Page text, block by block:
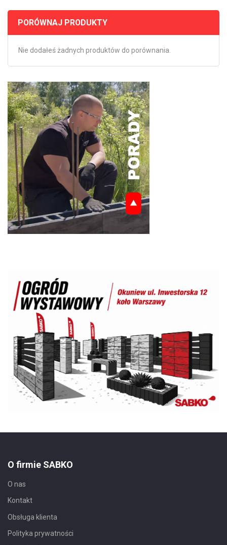
PORÓWNAJ PRODUKTY
Nie dodałeś żadnych produktów do porównania.
O firmie SABKO
O nas
Kontakt
Obsługa klienta
Polityka prywatności